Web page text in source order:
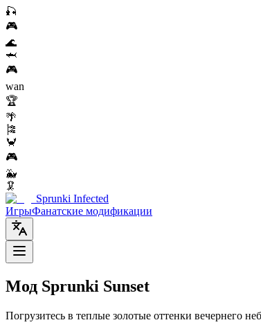
🎣
🎮
🌊
🦈
🎮
wan
🏆
🌴
🎏
🦀
🎮
🐳
🦑
Sprunki Infected
ИгрыФанатские модификации
Мод Sprunki Sunset
Погрузитесь в теплые золотые оттенки вечернего